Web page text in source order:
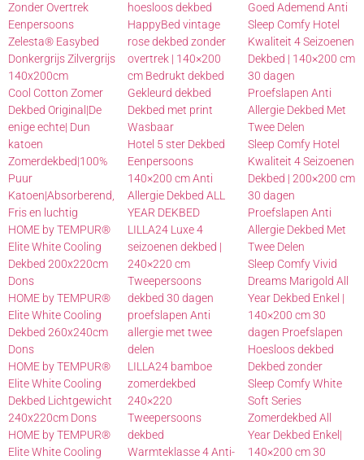
Zonder Overtrek
Eenpersoons
Zelesta® Easybed
Donkergrijs Zilvergrijs
140x200cm
Cool Cotton Zomer
Dekbed Original|De
enige echte| Dun
katoen
Zomerdekbed|100%
Puur
Katoen|Absorberend,
Fris en luchtig
HOME by TEMPUR®
Elite White Cooling
Dekbed 200x220cm
Dons
HOME by TEMPUR®
Elite White Cooling
Dekbed 260x240cm
Dons
HOME by TEMPUR®
Elite White Cooling
Dekbed Lichtgewicht
240x220cm Dons
HOME by TEMPUR®
Elite White Cooling
hoesloos dekbed
HappyBed vintage
rose dekbed zonder
overtrek | 140×200
cm Bedrukt dekbed
Gekleurd dekbed
Dekbed met print
Wasbaar
Hotel 5 ster Dekbed
Eenpersoons
140×200 cm Anti
Allergie Dekbed ALL
YEAR DEKBED
LILLA24 Luxe 4
seizoenen dekbed |
240×220 cm
Tweepersoons
dekbed 30 dagen
proefslapen Anti
allergie met twee
delen
LILLA24 bamboe
zomerdekbed
240×220
Tweepersoons
dekbed
Warmteklasse 4 Anti-
Goed Ademend Anti
Sleep Comfy Hotel
Kwaliteit 4 Seizoenen
Dekbed | 140×200 cm
30 dagen
Proefslapen Anti
Allergie Dekbed Met
Twee Delen
Sleep Comfy Hotel
Kwaliteit 4 Seizoenen
Dekbed | 200×200 cm
30 dagen
Proefslapen Anti
Allergie Dekbed Met
Twee Delen
Sleep Comfy Vivid
Dreams Marigold All
Year Dekbed Enkel |
140×200 cm 30
dagen Proefslapen
Hoesloos dekbed
Dekbed zonder
Sleep Comfy White
Soft Series
Zomerdekbed All
Year Dekbed Enkel|
140×200 cm 30